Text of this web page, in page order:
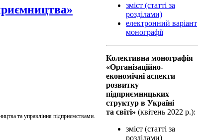
та управління підприємствами.
зміст (статті за
розділами)
електронний варіант
монографії
Колективна монографiя
«Організаційно-
економічні аспекти
розвитку
підприємницьких
структур в Україні
та світі» (квiтень 2022 р.):
зміст (статті за
розділами)